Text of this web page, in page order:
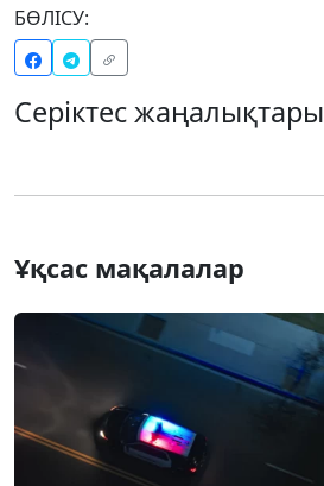
БӨЛІСУ:
Серіктес жаңалықтары
Ұқсас мақалалар